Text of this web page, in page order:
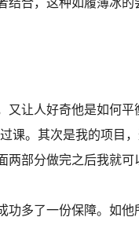
合，这种如履薄冰的
让人好奇他是如何平
课。其次是我的项目
两部分做完之后我就可
多了一份保障。如他